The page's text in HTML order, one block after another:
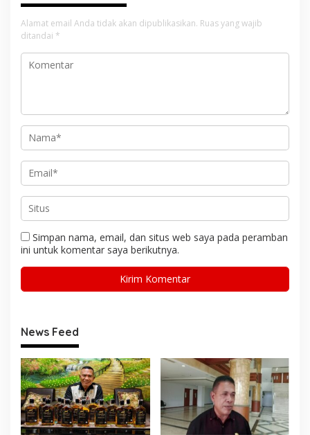
Alamat email Anda tidak akan dipublikasikan. Ruas yang wajib
ditandai *
Simpan nama, email, dan situs web saya pada peramban
ini untuk komentar saya berikutnya.
News Feed